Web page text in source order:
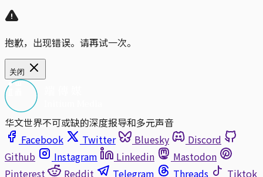
抱歉，出现错误。请再试一次。
关闭
华文世界不可或缺的深度报导和多元声音
Facebook
Twitter Bluesky
Discord
Github
Instagram Linkedin
Mastodon
Pinterest
Reddit Telegram Threads
Tiktok